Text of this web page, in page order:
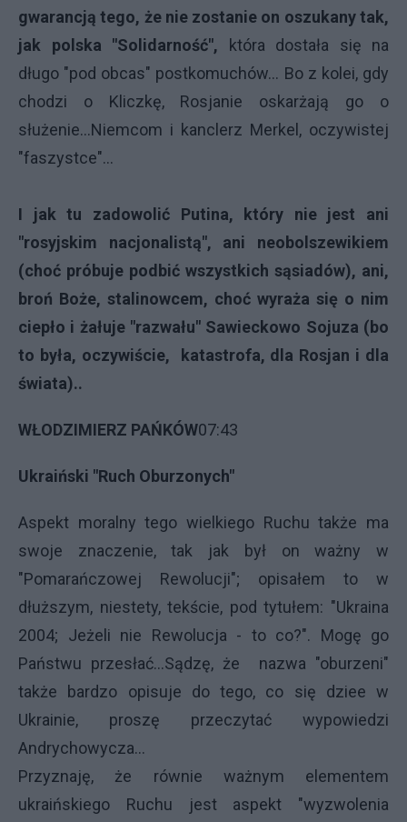
gwarancją tego, że nie zostanie on oszukany tak,
jak polska "Solidarność", która dostała się na
długo "pod obcas" postkomuchów... Bo z kolei, gdy
chodzi o Kliczkę, Rosjanie oskarżają go o
służenie...Niemcom i kanclerz Merkel, oczywistej
"faszystce"...
I jak tu zadowolić Putina, który nie jest ani
"rosyjskim nacjonalistą", ani neobolszewikiem
(choć próbuje podbić wszystkich sąsiadów), ani,
broń Boże, stalinowcem, choć wyraża się o nim
ciepło i żałuje "razwału" Sawieckowo Sojuza (bo
to była, oczywiście, katastrofa, dla Rosjan i dla
świata)..
WŁODZIMIERZ PAŃKÓW07:43
Ukraiński "Ruch Oburzonych"
Aspekt moralny tego wielkiego Ruchu także ma
swoje znaczenie, tak jak był on ważny w
"Pomarańczowej Rewolucji"; opisałem to w
dłuższym, niestety, tekście, pod tytułem: "Ukraina
2004; Jeżeli nie Rewolucja - to co?". Mogę go
Państwu przesłać...Sądzę, że nazwa "oburzeni"
także bardzo opisuje do tego, co się dziee w
Ukrainie, proszę przeczytać wypowiedzi
Andrychowycza...
Przyznaję, że równie ważnym elementem
ukraińskiego Ruchu jest aspekt "wyzwolenia